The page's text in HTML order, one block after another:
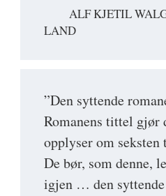
ALF KJETIL
LAND
”Den syttende
Romanens tittel gjør
opplyser om
De bør, som denne,
igjen … den